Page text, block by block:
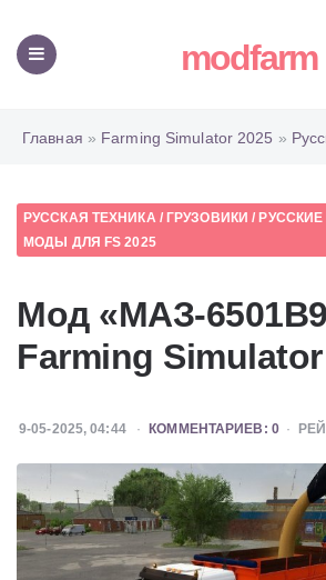
modfarm
Главная » Farming Simulator 2025 »
РУССКАЯ ТЕХНИКА/ ГРУЗОВИКИ /
МОДЫ ДЛЯ FS 2025
Мод «МАЗ-
Farming
9-05-2025, 04:44 КОММЕНТАРИЕВ: 0